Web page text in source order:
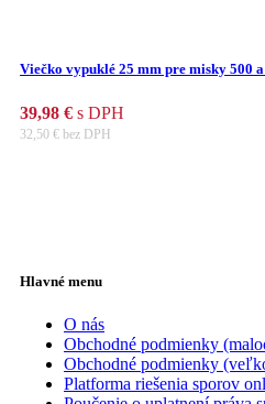
Viečko vypuklé 25 mm pre misky 500
39,98 € s DPH
32,50 € bez DPH
Hlavné menu
O nás
Obchodné podmienky
Obchodné podmienky
Platforma riešenia sporov